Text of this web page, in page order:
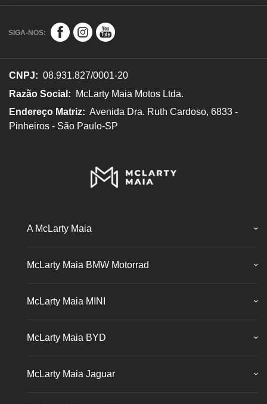
SIGA-NOS:
CNPJ: 08.931.827/0001-20
Razão Social:
McLarty Maia Motos Ltda.
Endereço Matriz: Avenida Dra. Ruth Cardoso, 6833 -
Pinheiros - São Paulo-SP
A McLarty Maia
McLarty Maia BMW Motorrad
McLarty Maia MINI
McLarty Maia BYD
McLarty Maia Jaguar